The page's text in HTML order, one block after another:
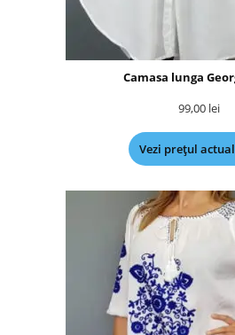
Camasa lunga
99,00 lei
Vezi prețul